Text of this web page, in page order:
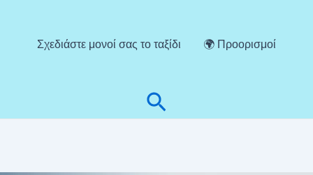
Σχεδιάστε μονοί σας το ταξίδι 🌍 Προορισμοί
Αναζήτηση